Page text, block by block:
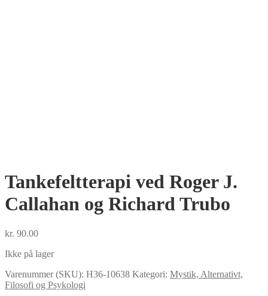
Tankefeltterapi ved Roger J.
Callahan og Richard Trubo
kr. 90.00
Ikke på lager
Varenummer (SKU): H36-10638 Kategori: Mystik, Alternativt,
Filosofi og Psykologi